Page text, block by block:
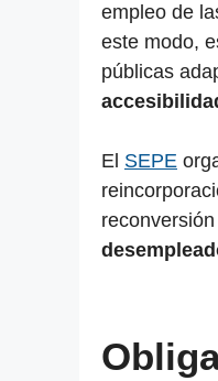
empleo de
este modo,
públicas
El SEPE